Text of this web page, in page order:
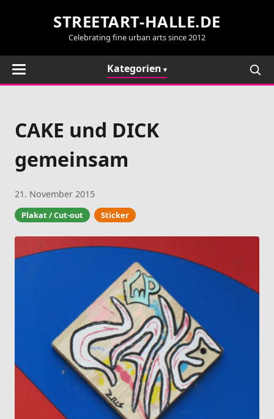
STREETART-HALLE.DE
Celebrating fine urban arts since 2012
Kategorien
CAKE und DICK
gemeinsam
21. November 2015
Plakat / Cut-out Sticker